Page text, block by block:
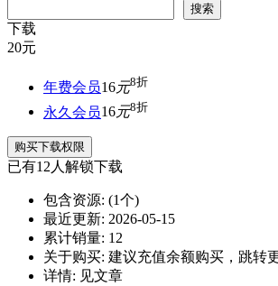
搜索
下载
20元
年费会员16元8折
永久会员16元8折
购买下载权限
已有12人解锁下载
包含资源: (1个)
最近更新: 2026-05-15
累计销量: 12
关于购买: 建议充值余额购买，跳转
详情: 见文章